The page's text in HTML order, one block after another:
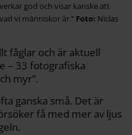
god och visar kanske att
vi människor är.”
Niclas
fåglar och är aktuell
– 33 fotografiska
myr”.
ganska små. Det är
få med mer av ljus